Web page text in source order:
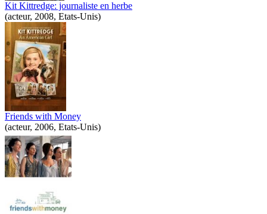
Kit Kittredge: journaliste en herbe
(acteur, 2008, Etats-Unis)
Friends with Money
(acteur, 2006, Etats-Unis)